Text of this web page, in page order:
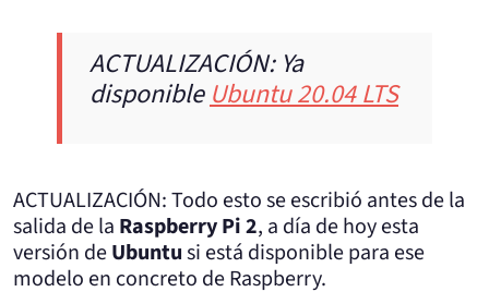
ACTUALIZACIÓN: Ya
disponibleUbuntu 20.04 LTS
ACTUALIZACIÓN: Todo esto se escribió antes de la
salida de la Raspberry Pi 2, a día de hoy esta
versión deUbuntusi está disponible para ese
modelo en concreto de Raspberry.